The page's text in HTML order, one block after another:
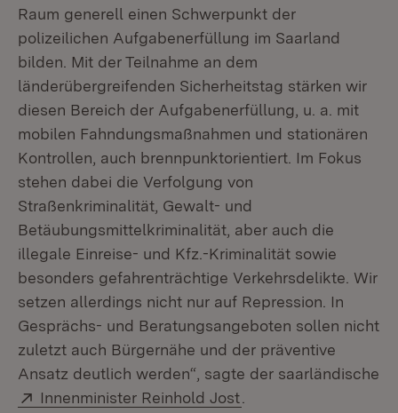
Raum generell einen Schwerpunkt der
polizeilichen Aufgabenerfüllung im Saarland
bilden. Mit der Teilnahme an dem
länderübergreifenden Sicherheitstag stärken wir
diesen Bereich der Aufgabenerfüllung, u. a. mit
mobilen Fahndungsmaßnahmen und stationären
Kontrollen, auch brennpunktorientiert. Im Fokus
stehen dabei die Verfolgung von
Straßenkriminalität, Gewalt- und
Betäubungsmittelkriminalität, aber auch die
illegale Einreise- und Kfz.-Kriminalität sowie
besonders gefahrenträchtige Verkehrsdelikte. Wir
setzen allerdings nicht nur auf Repression. In
Gesprächs- und Beratungsangeboten sollen nicht
zuletzt auch Bürgernähe und der präventive
Ansatz deutlich werden“, sagte der saarländische
Extern:
Innenminister Reinhold Jost